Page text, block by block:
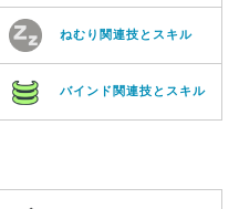
ねむり関連技とスキル
バインド関連技とスキル